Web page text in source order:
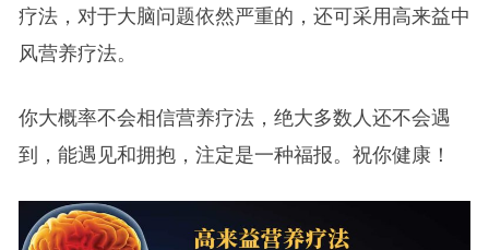
疗法，对于大脑问题依然严重的，还可采用高来益中
风营养疗法。
你大概率不会相信营养疗法，绝大多数人还不会遇
到，能遇见和拥抱，注定是一种福报。祝你健康！